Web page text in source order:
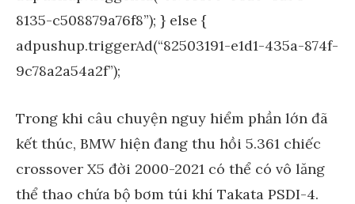
8135-c508879a76f8”); } else {
adpushup.triggerAd(“82503191-e1d1-435a-874f-
9c78a2a54a2f”);
Trong khi câu chuyện nguy hiểm phần lớn đã
kết thúc, BMW hiện đang thu hồi 5.361 chiếc
crossover X5 đời 2000-2021 có thể có vô lăng
thể thao chứa bộ bơm túi khí Takata PSDI-4.